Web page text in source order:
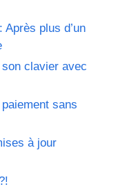
plus d’un
clavier avec
sans
à jour